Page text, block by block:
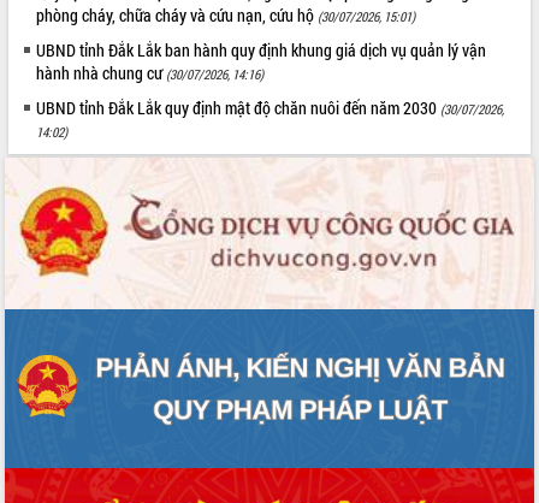
phòng cháy, chữa cháy và cứu nạn, cứu hộ (30/07/2026, 15:01)
UBND tỉnh Đắk Lắk ban hành quy định khung giá dịch vụ quản lý vận
hành nhà chung cư (30/07/2026, 14:16)
UBND tỉnh Đắk Lắk quy định mật độ chăn nuôi đến năm 2030 (30/07/2026,
14:02)